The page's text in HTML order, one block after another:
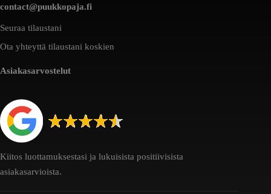
contact@puukkopaja.fi
Seuraa tilaustani
Ota yhteyttä tilaustani koskien
Asiakasarvostelut
Kiitos luottamuksestasi ja lukuisista positiivisista
asiakasarvioista.